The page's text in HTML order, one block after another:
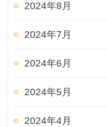
2024年8月
2024年7月
2024年6月
2024年5月
2024年4月